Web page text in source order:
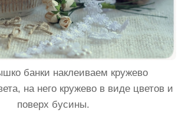
банки наклеиваем кружево
на него кружево в виде цветов и
поверх бусины.